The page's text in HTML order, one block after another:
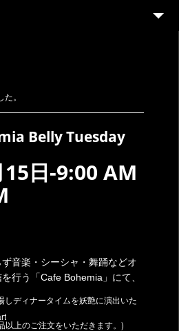
。
Belly Tuesday
日-9:00 AM
音楽・シーシャ・舞踊などオ
行う「Cafe Bohemia」にて、
しディナータイムを妖艶に演出いた
以上のご注文をいただきます。)